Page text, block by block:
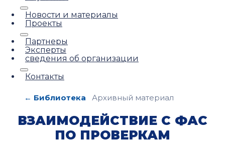
Новости и материалы
Проекты
Партнеры
Эксперты
сведения об организации
Контакты
← Библиотека Архивный материал
ВЗАИМОДЕЙСТВИЕ С ФАС
ПО ПРОВЕРКАМ